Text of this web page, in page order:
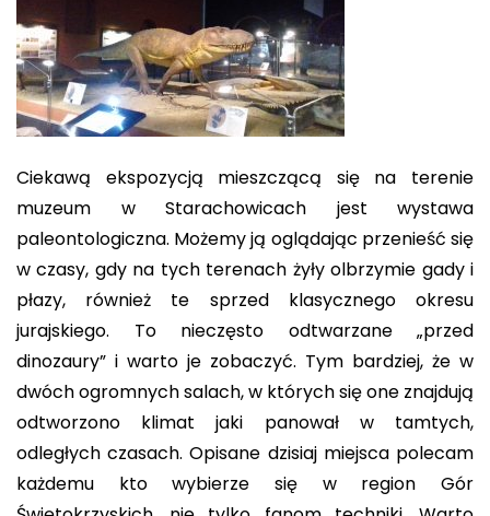
Ciekawą ekspozycją mieszczącą się na terenie
muzeum w Starachowicach jest wystawa
paleontologiczna. Możemy ją oglądając przenieść się
w czasy, gdy na tych terenach żyły olbrzymie gady i
płazy, również te sprzed klasycznego okresu
jurajskiego. To nieczęsto odtwarzane „przed
dinozaury” i warto je zobaczyć. Tym bardziej, że w
dwóch ogromnych salach, w których się one znajdują
odtworzono klimat jaki panował w tamtych,
odległych czasach. Opisane dzisiaj miejsca polecam
każdemu kto wybierze się w region Gór